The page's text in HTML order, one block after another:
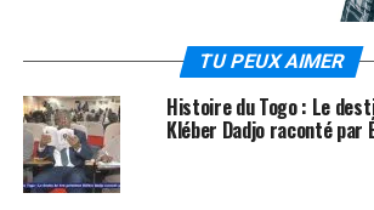
TU PEUX AIMER
Histoire du Togo : Le
Kléber Dadjo raconté par